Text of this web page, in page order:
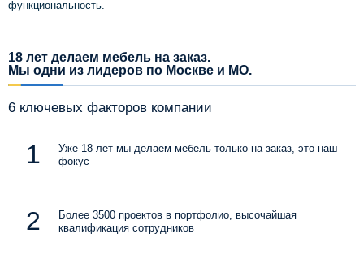
функциональность.
18 лет делаем мебель на заказ.
Мы одни из лидеров по Москве и МО.
6 ключевых факторов компании
Уже 18 лет мы делаем мебель только на заказ, это наш
фокус
Более 3500 проектов в портфолио, высочайшая
квалификация сотрудников